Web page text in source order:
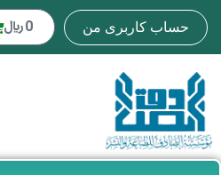
حساب کاربری من 0 ﷼